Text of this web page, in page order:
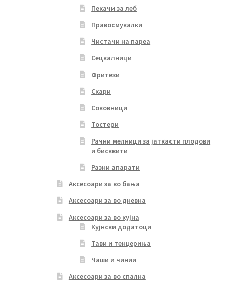
Пекачи за леб
Правосмукалки
Чистачи на пареа
Сецкалници
Фритези
Скари
Соковници
Тостери
Рачни мелници за јаткасти плодови
и бисквити
Разни апарати
Аксесоари за во бања
Аксесоари за во дневна
Аксесоари за во кујна
Кујнски додатоци
Тави и тенџериња
Чаши и чинии
Аксесоари за во спална